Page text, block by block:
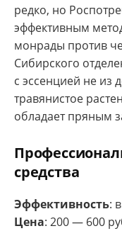
редко, но
эффективным
монрады против
Сибирского
с эссенцией не
травянистое
обладает пряным
средства
Эффективность:
Цена: 200 — 600